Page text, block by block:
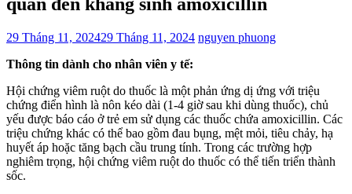
29 Tháng 11, 202429 Tháng 11, 2024 nguyen phuong
Thông tin dành cho nhân viên y tế:
Hội chứng viêm ruột do thuốc là một phản ứng dị ứng với triệu
chứng điển hình là nôn kéo dài (1-4 giờ sau khi dùng thuốc), chủ
yếu được báo cáo ở trẻ em sử dụng các thuốc chứa amoxicillin. Các
triệu chứng khác có thể bao gồm đau bụng, mệt mỏi, tiêu chảy, hạ
huyết áp hoặc tăng bạch cầu trung tính. Trong các trường hợp
nghiêm trọng, hội chứng viêm ruột do thuốc có thể tiến triển thành
sốc.